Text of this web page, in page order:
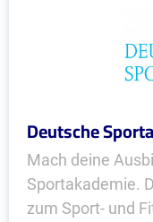
Deutsche
Mach deine
Sportakademie.
zum Sport- und